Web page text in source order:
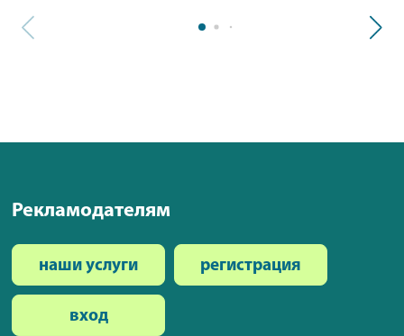
Рекламодателям
наши услуги регистрация
вход